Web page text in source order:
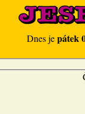
Dnes jepátek